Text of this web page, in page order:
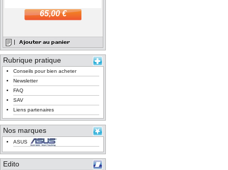
65,00 €
Rubrique pratique
Conseils pour bien acheter
Newsletter
FAQ
SAV
Liens partenaires
Nos marques
ASUS
Edito